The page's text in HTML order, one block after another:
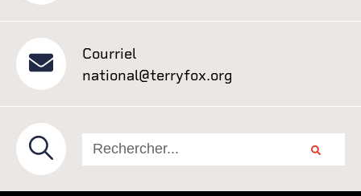
Courriel
national@terryfox.org